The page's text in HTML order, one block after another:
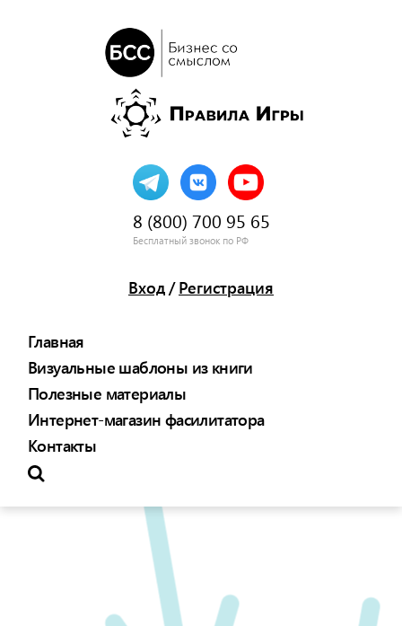
8 (800) 700 95 65
Бесплатный звонок по РФ
Вход/ Регистрация
Главная
Визуальные шаблоны из книги
Полезные материалы
Интернет-магазин фасилитатора
Контакты